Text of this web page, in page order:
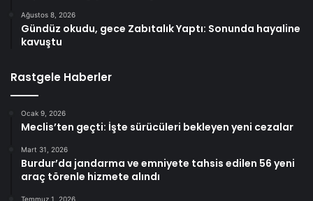
Ağustos 8, 2026
Gündüz okudu, gece Zabıtalık Yaptı: Sonunda hayaline
kavuştu
Rastgele Haberler
Ocak 9, 2026
Meclis’ten geçti: İşte sürücüleri bekleyen yeni cezalar
Mart 31, 2026
Burdur’da jandarma ve emniyete tahsis edilen 56 yeni
araç törenle hizmete alındı
Temmuz 1, 2026